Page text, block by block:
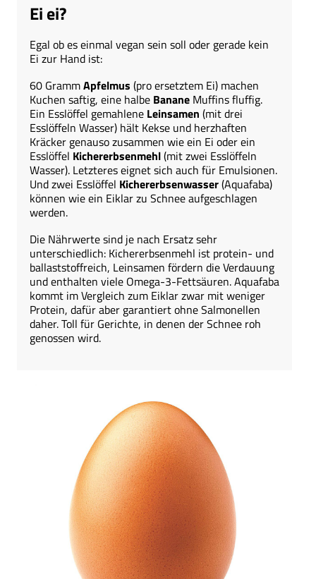
Ei ei?
Egal ob es einmal vegan sein soll oder gerade kein
Ei zur Hand ist:
60 GrammApfelmus (pro ersetztem Ei) machen
Kuchen saftig, eine halbe Banane Muffins fluffig.
Ein Esslöffel gemahlene Leinsamen (mit drei
Esslöffeln Wasser) hält Kekse und herzhaften
Kräcker genauso zusammen wie ein Ei oder ein
Esslöffel Kichererbsenmehl(mit zwei Esslöffeln
Wasser). Letzteres eignet sich auch für Emulsionen.
Und zwei Esslöffel Kichererbsenwasser(Aquafaba)
können wie ein Eiklar zu Schnee aufgeschlagen
werden.
Die Nährwerte sind je nach Ersatz sehr
unterschiedlich: Kichererbsenmehl ist protein- und
ballaststoffreich, Leinsamen fördern die Verdauung
und enthalten viele Omega-3-Fettsäuren. Aquafaba
kommt im Vergleich zum Eiklar zwar mit weniger
Protein, dafür aber garantiert ohne Salmonellen
daher. Toll für Gerichte, in denen der Schnee roh
genossen wird.